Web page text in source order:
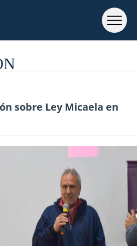
sobre Ley Micaela en